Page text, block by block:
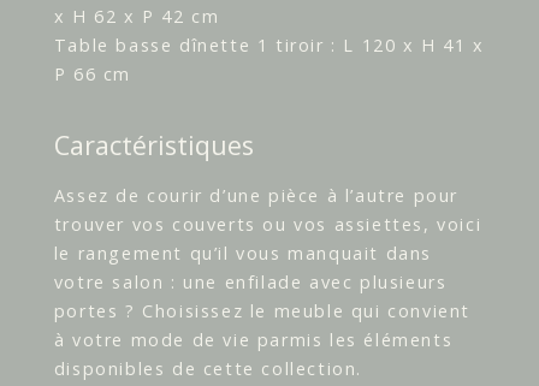
x H 62 x P 42 cm
Table basse dînette 1 tiroir : L 120 x H 41 x
P 66 cm
Caractéristiques
Assez de courir d’une pièce à l’autre pour
trouver vos couverts ou vos assiettes, voici
le rangement qu’il vous manquait dans
votre salon : une enfilade avec plusieurs
portes ? Choisissez le meuble qui convient
à votre mode de vie parmis les éléments
disponibles de cette collection.